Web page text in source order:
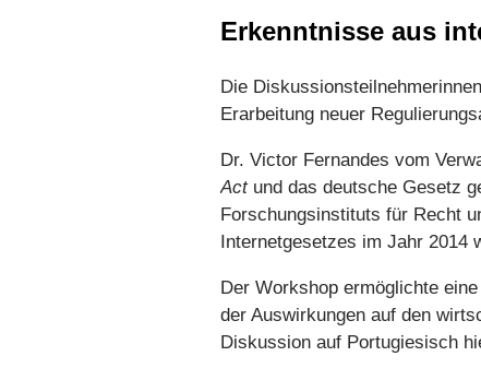
Erkenntnisse aus
Die
Erarbeitung neuer
Dr. Victor Fernandes vom
Actund das deutsche Gesetz
Forschungsinstituts für Recht
Internetgesetzes im Jahr 2014
Der Workshop ermöglichte
der Auswirkungen auf den
Diskussion auf Portugiesisch